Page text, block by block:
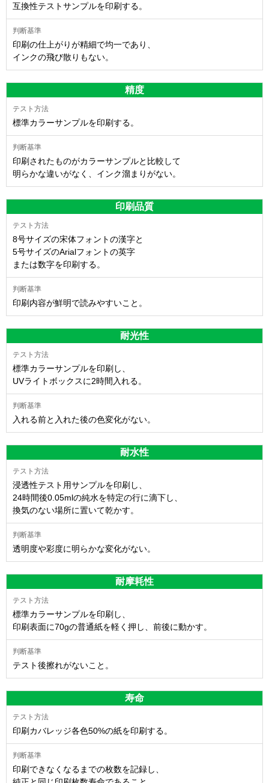
互換性テストサンプルを印刷する。
印刷の仕上がりが精細で均一であり、
インクの飛び散りもない。
精度
標準カラーサンプルを印刷する。
印刷されたものがカラーサンプルと比較して
明らかな違いがなく、インク溜まりがない。
印刷品質
8号サイズの宋体フォントの漢字と
5号サイズのArialフォントの英字
または数字を印刷する。
印刷内容が鮮明で読みやすいこと。
耐光性
標準カラーサンプルを印刷し、
UVライトボックスに2時間入れる。
入れる前と入れた後の色変化がない。
耐水性
浸透性テスト用サンプルを印刷し、
24時間後0.05mlの純水を特定の行に滴下し、
換気のない場所に置いて乾かす。
透明度や彩度に明らかな変化がない。
耐摩耗性
標準カラーサンプルを印刷し、
印刷表面に70gの普通紙を軽く押し、前後に動かす。
テスト後擦れがないこと。
寿命
印刷カバレッジ各色50%の紙を印刷する。
印刷できなくなるまでの枚数を記録し、